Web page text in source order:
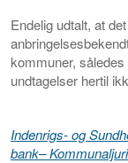
Endelig udtalt, at
kommuner,
undtagelser hertil
Indenrigs- og
bank–